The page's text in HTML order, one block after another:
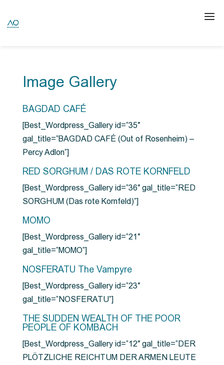
Image Gallery
BAGDAD CAFÉ
[Best_Wordpress_Gallery id=”35″
gal_title=”BAGDAD CAFÉ (Out of Rosenheim) –
Percy Adlon”]
RED SORGHUM / DAS ROTE KORNFELD
[Best_Wordpress_Gallery id=”36″ gal_title=”RED
SORGHUM (Das rote Kornfeld)”]
MOMO
[Best_Wordpress_Gallery id=”21″
gal_title=”MOMO”]
NOSFERATU The Vampyre
[Best_Wordpress_Gallery id=”23″
gal_title=”NOSFERATU”]
THE SUDDEN WEALTH OF THE POOR
PEOPLE OF KOMBACH
[Best_Wordpress_Gallery id=”12″ gal_title=”DER
PLÖTZLICHE REICHTUM DER ARMEN LEUTE